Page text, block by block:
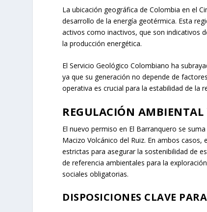
La ubicación geográfica de Colombia en el
desarrollo de la energía geotérmica. Esta
activos como inactivos, que son indicativos
la producción energética.
El Servicio Geológico Colombiano ha
ya que su generación no depende de
operativa es crucial para la estabilidad de la
REGULACIÓN AMBIENTAL
El nuevo permiso en El Barranquero se
Macizo Volcánico del Ruiz. En ambos
estrictas para asegurar la sostenibilidad de
de referencia ambientales para la
sociales obligatorias.
DISPOSICIONES CLAVE